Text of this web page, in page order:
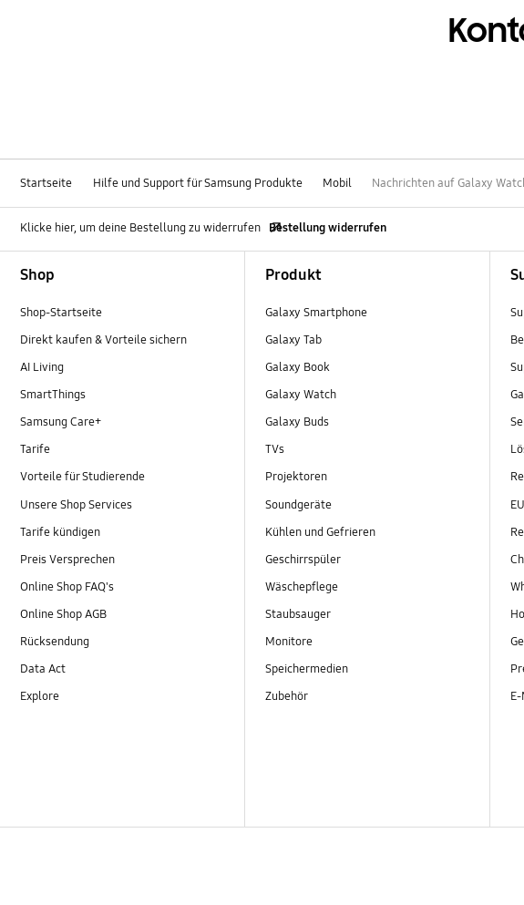
Startseite Hilfe und Support für Samsung Produkte Mobil Nachrichten auf Galaxy
Klicke hier, um deine Bestellung zu widerrufen Bestellung widerrufen
Shop
Shop-Startseite
Direkt kaufen & Vorteile sichern
AI Living
SmartThings
Samsung Care+
Tarife
Vorteile für Studierende
Unsere Shop Services
Tarife kündigen
Preis Versprechen
Online Shop FAQ's
Online Shop AGB
Rücksendung
Data Act
Explore
Produkt
Galaxy Smartphone
Galaxy Tab
Galaxy Book
Galaxy Watch
Galaxy Buds
TVs
Projektoren
Soundgeräte
Kühlen und Gefrieren
Geschirrspüler
Wäschepflege
Staubsauger
Monitore
Speichermedien
Zubehör